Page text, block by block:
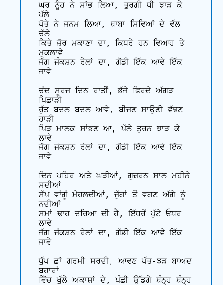
ਘਰ ਨੂੰਹ ਨੇ ਸਾਂਭ ਲਿਆ, ਤੁਰਗੀ ਧੀ ਝਾੜ ਕੇ
ਪੱਲੇ
ਪੋਤੇ ਨੇ ਜਨਮ ਲਿਆ, ਬਾਬਾ ਸਿਵਿਆਂ ਦੇ ਵੱਲ
ਚੱਲੇ
ਕਿਤੇ ਜ਼ੋਰ ਮਕਾਣਾ ਦਾ, ਕਿਧਰੇ ਹਨ ਵਿਆਹ ਤੇ
ਮੁਕਲਾਵੇ
ਜੱਗ ਜੰਕਸ਼ਨ ਰੇਲਾਂ ਦਾ, ਗੱਡੀ ਇੱਕ ਆਵੇ ਇੱਕ
ਜਾਵੇ
ਚੰਦ ਸੂਰਜ ਦਿਨ ਰਾਤੀਂ, ਭੱਜੇ ਫਿਰਦੇ ਅੱਗੜ
ਪਿਛਾੜੀ
ਰੁੱਤ ਬਦਲ ਬਦਲ ਆਵੇ, ਬੀਜਣ ਸਾਉਣੀ ਵੱਢਣ
ਹਾੜੀ
ਪਿੜ ਮਾਲਕ ਸਾਂਭਣ ਆ, ਪੱਲੇ ਤੁਰਨ ਝਾੜ ਕੇ
ਲਾਵੇ
ਜੱਗ ਜੰਕਸ਼ਨ ਰੇਲਾਂ ਦਾ, ਗੱਡੀ ਇੱਕ ਆਵੇ ਇੱਕ
ਜਾਵੇ
ਦਿਨ ਪਹਿਰ ਅਤੇ ਘੜੀਆਂ, ਗੁਜ਼ਰਨ ਸਾਲ ਮਹੀਨੇ
ਸਦੀਆਂ
ਸੱਪ ਵਾਂਗੂੰ ਮੇਹਲਦੀਆਂ, ਜੁੱਗਾਂ ਤੋਂ ਵਗਣ ਅੱਗੇ ਨੂੰ
ਨਦੀਆਂ
ਸਮਾਂ ਢਾਹ ਦਰਿਆ ਦੀ ਹੈ, ਇੱਧਰੋਂ ਪੁੱਟੇ ਓਧਰ
ਲਾਵੇ
ਜੱਗ ਜੰਕਸ਼ਨ ਰੇਲਾਂ ਦਾ, ਗੱਡੀ ਇੱਕ ਆਵੇ ਇੱਕ
ਜਾਵੇ
ਧੁੱਪ ਛਾਂ ਗਰਮੀ ਸਰਦੀ, ਆਵਣ ਪੱਤ-ਝੜ ਬਾਅਦ
ਬਹਾਰਾਂ
ਵਿੱਚ ਖੁੱਲੇ ਅਕਾਸ਼ਾਂ ਦੇ, ਪੰਛੀ ਉੱਡਗੇ ਬੰਨ੍ਹ ਬੰਨ੍ਹ